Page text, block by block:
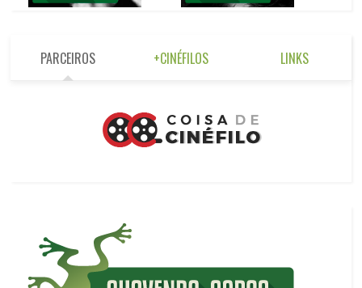
PARCEIROS +CINÉFILOS LINKS